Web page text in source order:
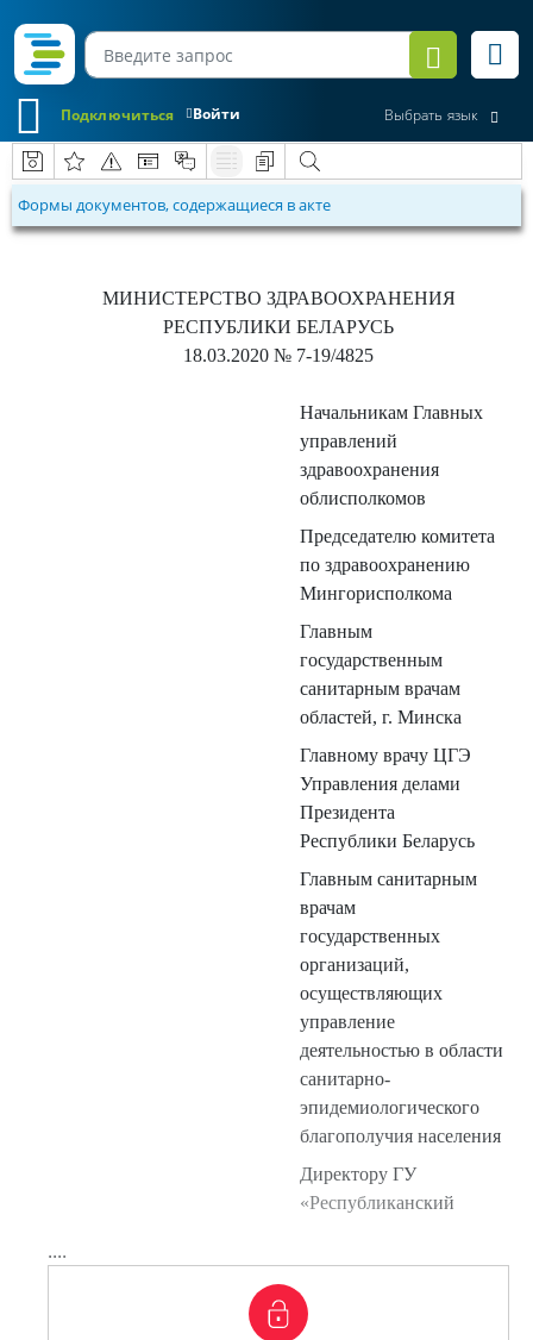
Войти
Подключиться Выбрать язык
Формы документов, содержащиеся в акте
МИНИСТЕРСТВО ЗДРАВООХРАНЕНИЯ
РЕСПУБЛИКИ БЕЛАРУСЬ
18.03.2020 № 7-19/4825
Начальникам Главных
управлений
здравоохранения
облисполкомов
Председателю комитета
по здравоохранению
Мингорисполкома
Главным
государственным
санитарным врачам
областей, г. Минска
Главному врачу ЦГЭ
Управления делами
Президента
Республики Беларусь
Главным санитарным
врачам
государственных
организаций,
осуществляющих
управление
деятельностью в области
санитарно-
эпидемиологического
благополучия населения
Директору ГУ
«Республиканский
....